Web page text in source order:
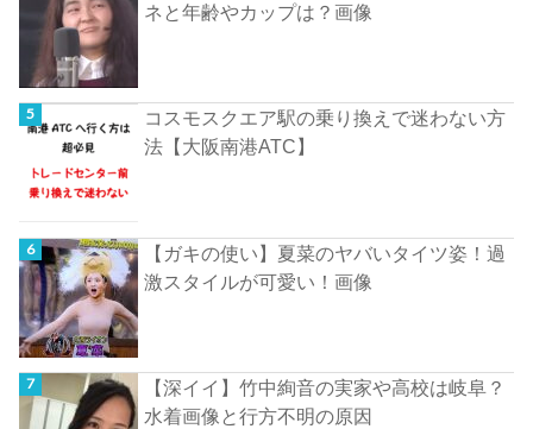
ネと年齢やカップは？画像
コスモスクエア駅の乗り換えで迷わない方
法【大阪南港ATC】
【ガキの使い】夏菜のヤバいタイツ姿！過
激スタイルが可愛い！画像
【深イイ】竹中絢音の実家や高校は岐阜？
水着画像と行方不明の原因